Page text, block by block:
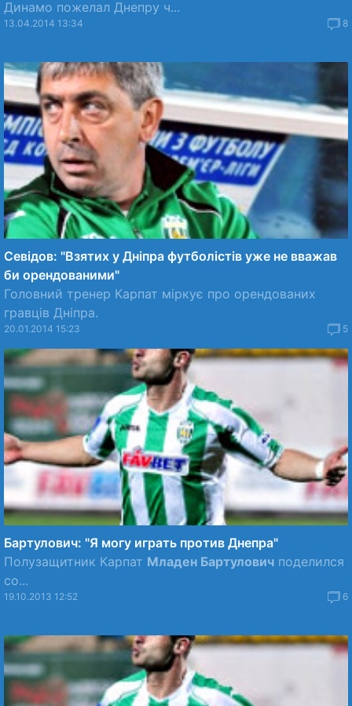
Динамо пожелал Днепру ч...
13.04.2014 13:34 8
Севідов: "Взятих у Дніпра футболістів уже не вважав
би орендованими"
Головний тренер Карпат міркує про орендованих
гравців Дніпра.
20.01.2014 15:23 5
Бартулович: "Я могу играть против Днепра"
Полузащитник Карпат Младен Бартулович поделился
со...
19.10.2013 12:52 6